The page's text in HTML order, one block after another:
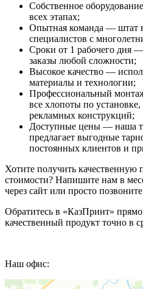
Собственное
всех этапах;
Опытная команда — штат
специалистов с
Сроки от 1 рабочего дня
заказы любой сложности;
Высокое качество —
материалы и технологии;
Профессиональный
все хлопоты по
рекламных конструкций;
Доступные цены — наша
предлагает выгодные
постоянных клиентов и
Хотите получить
стоимости? Напишите нам в
через сайт или просто
Обратитесь в «КазПринт»
качественный продукт точно в
Наш офис: